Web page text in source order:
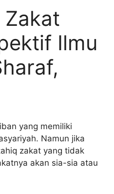
Ilmu
yang memiliki
Namun jika
zakat yang tidak
akan sia-sia atau